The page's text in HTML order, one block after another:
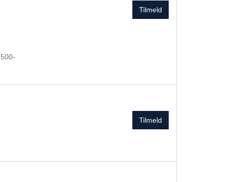
Tilmeld
Tilmeld